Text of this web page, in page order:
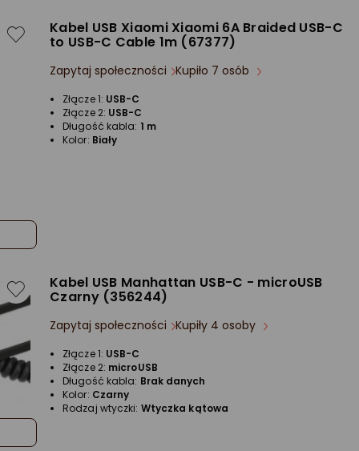
Kabel USB Xiaomi Xiaomi 6A Braided USB-C
to USB-C Cable 1m (67377)
Zapytaj społeczności Kupiło 7 osób
Złącze 1: USB-C
Złącze 2: USB-C
Długość kabla: 1 m
Kolor: Biały
Kabel USB Manhattan USB-C - microUSB
Czarny (356244)
Zapytaj społeczności Kupiły 4 osoby
Złącze 1: USB-C
Złącze 2: microUSB
Długość kabla: Brak danych
Kolor: Czarny
Rodzaj wtyczki: Wtyczka kątowa